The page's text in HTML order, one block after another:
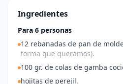
Ingredientes
Para 6 personas
12 rebanadas de pan de
forma que queramos).
100 gr. de colas de gamba
hojitas de perejil.